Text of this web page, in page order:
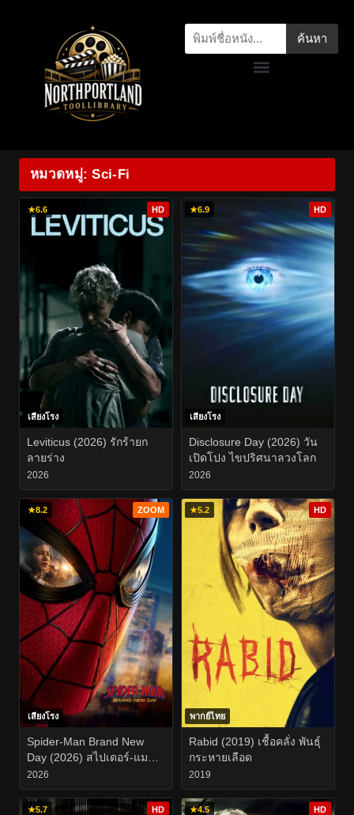
ค้นหา
หมวดหมู่: Sci-Fi
★6.6 HD
เสียงโรง
Leviticus (2026) รักร้ายก
ลายร่าง
2026
★6.9 HD
เสียงโรง
Disclosure Day (2026) วัน
เปิดโปง ไขปริศนาลวงโลก
2026
★8.2 ZOOM
เสียงโรง
Spider-Man Brand New
Day (2026) สไปเดอร์-แมน
แบรนด์ นิว เดย์
2026
★5.2 HD
พากย์ไทย
Rabid (2019) เชื้อคลั่ง พันธุ์
กระหายเลือด
2019
★5.7 HD ★4.5 HD